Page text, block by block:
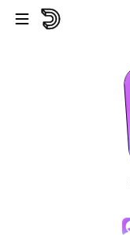
Skip to main content